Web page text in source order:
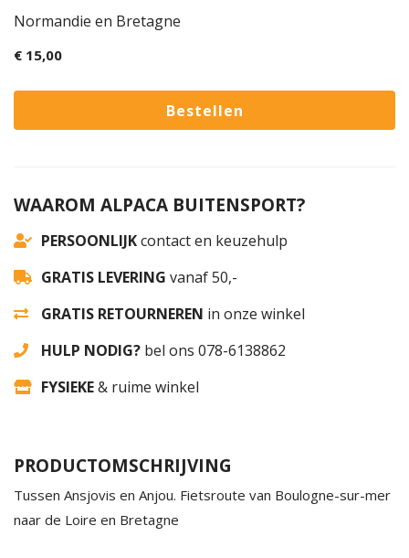
Normandie en Bretagne
€ 15,00
WAAROM ALPACA BUITENSPORT?
PERSOONLIJKcontact en keuzehulp
GRATIS LEVERING vanaf 50,-
GRATIS RETOURNEREN in onze winkel
HULP NODIG? bel ons 078-6138862
FYSIEKE& ruime winkel
PRODUCTOMSCHRIJVING
Tussen Ansjovis en Anjou. Fietsroute van Boulogne-sur-mer
naar de Loire en Bretagne